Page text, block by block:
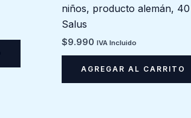
niños, producto alemán,
Salus
$9.990 IVA Incluido
AGREGAR AL CARRITO